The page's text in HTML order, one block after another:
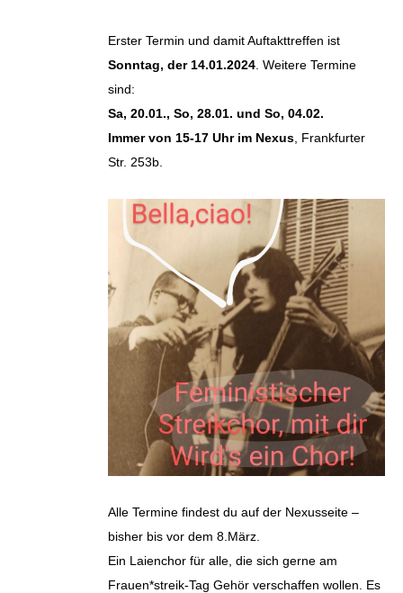
Erster Termin und damit Auftakttreffen ist
Sonntag, der 14.01.2024 . Weitere Termine
sind:
Sa, 20.01., So, 28.01. und So, 04.02.
Immer von 15-17 Uhr im Nexus , Frankfurter
Str. 253b.
Alle Termine findest du auf der Nexusseite –
bisher bis vor dem 8.März.
Ein Laienchor für alle, die sich gerne am
Frauen*streik-Tag Gehör verschaffen wollen. Es